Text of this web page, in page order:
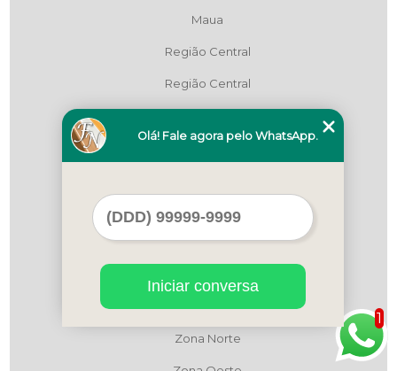
Maua
Região Central
Região Central
São Bernardo do Campo
Zona Leste
Zona Leste
Zona Norte
Zona Norte
1
Olá! Fale agora pelo WhatsApp.
Iniciar conversa